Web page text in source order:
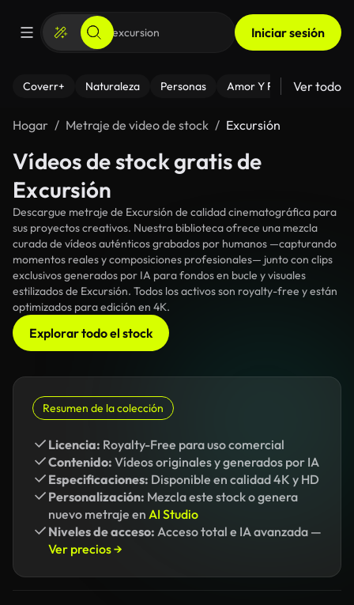
Iniciar sesión
Coverr+ Naturaleza Personas Amor Y Relaciones
Ver todo
Hogar Metraje de video de stock Excursión
Vídeos de stock gratis de
Excursión
Descargue metraje de Excursión de calidad cinematográfica para
sus proyectos creativos. Nuestra biblioteca ofrece una mezcla
curada de vídeos auténticos grabados por humanos —capturando
momentos reales y composiciones profesionales— junto con clips
exclusivos generados por IA para fondos en bucle y visuales
estilizados de Excursión. Todos los activos son royalty-free y están
optimizados para edición en 4K.
Explorar todo el stock
Resumen de la colección
Licencia: Royalty-Free para uso comercial
Contenido: Vídeos originales y generados por IA
Especificaciones: Disponible en calidad 4K y HD
Personalización: Mezcla este stock o genera
nuevo metraje en AI Studio
Niveles de acceso: Acceso total e IA avanzada —
Ver precios →